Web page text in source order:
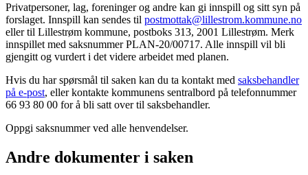
Privatpersoner, lag, foreninger og andre kan gi innspill og sitt syn på
forslaget. Innspill kan sendes til postmottak@lillestrom.kommune.no
eller til Lillestrøm kommune, postboks 313, 2001 Lillestrøm. Merk
innspillet med saksnummer PLAN-20/00717. Alle innspill vil bli
gjengitt og vurdert i det videre arbeidet med planen.
Hvis du har spørsmål til saken kan du ta kontakt med saksbehandler
på e-post, eller kontakte kommunens sentralbord på telefonnummer
66 93 80 00 for å bli satt over til saksbehandler.
Oppgi saksnummer ved alle henvendelser.
Andre dokumenter i saken